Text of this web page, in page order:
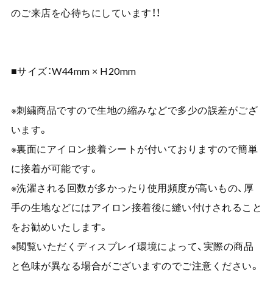
のご来店を心待ちにしています！！
■サイズ：W44mm × H20mm
※刺繍商品ですので生地の縮みなどで多少の誤差がござ
います。
※裏面にアイロン接着シートが付いておりますので簡単
に接着が可能です。
※洗濯される回数が多かったり使用頻度が高いもの、厚
手の生地などにはアイロン接着後に縫い付けされること
をお勧めいたします。
※閲覧いただくディスプレイ環境によって、実際の商品
と色味が異なる場合がございますのでご注意ください。